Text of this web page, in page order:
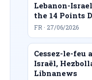
Lebanon-
the 14 Points
FR · 27/06/2026
Cessez-le-feu
Israël,
Libnanews